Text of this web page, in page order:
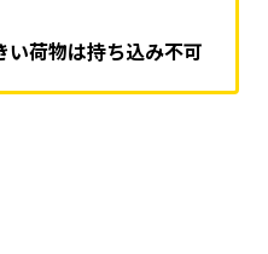
い荷物は持ち込み不可